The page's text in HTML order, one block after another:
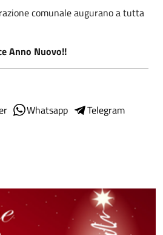
comunale augurano a tutta
Anno Nuovo!!
Whatsapp
Telegram